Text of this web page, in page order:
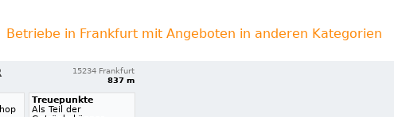
Betriebe in Frankfurt mit Angeboten in anderen Kategorien
15234 Frankfurt
837 m
Treuepunkte
Als Teil der